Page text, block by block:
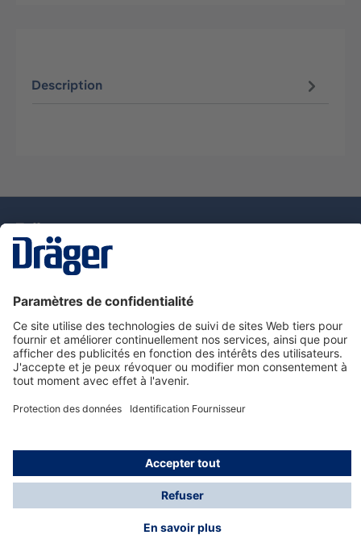
Description
Nous contacter
Service de e-commande Dräger
Informations sur les produits
© Dräger France SAS, 2024
*Prix hors taxe. Frais de gestion et de livraison standard
offerts; Indépendamment de la valeur ou du volume de